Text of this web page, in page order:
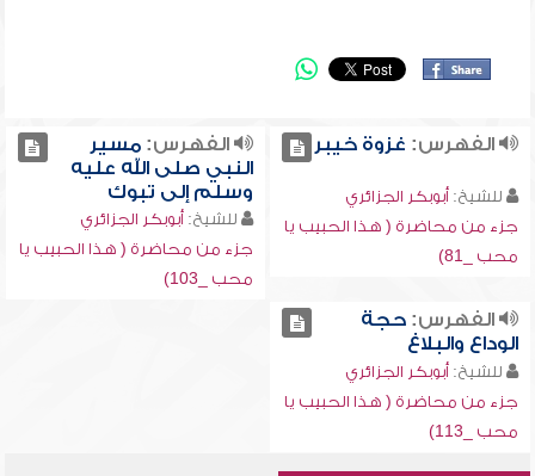
الفهرس: غزوة خيبر
للشيخ: أبوبكر الجزائري
جزء من محاضرة ( هذا الحبيب يا
محب _81)
الفهرس:مسير
النبي صلى الله عليه
وسلم إلى تبوك
للشيخ: أبوبكر الجزائري
جزء من محاضرة ( هذا الحبيب يا
محب _103)
الفهرس:حجة
الوداع والبلاغ
للشيخ: أبوبكر الجزائري
جزء من محاضرة ( هذا الحبيب يا
محب _113)